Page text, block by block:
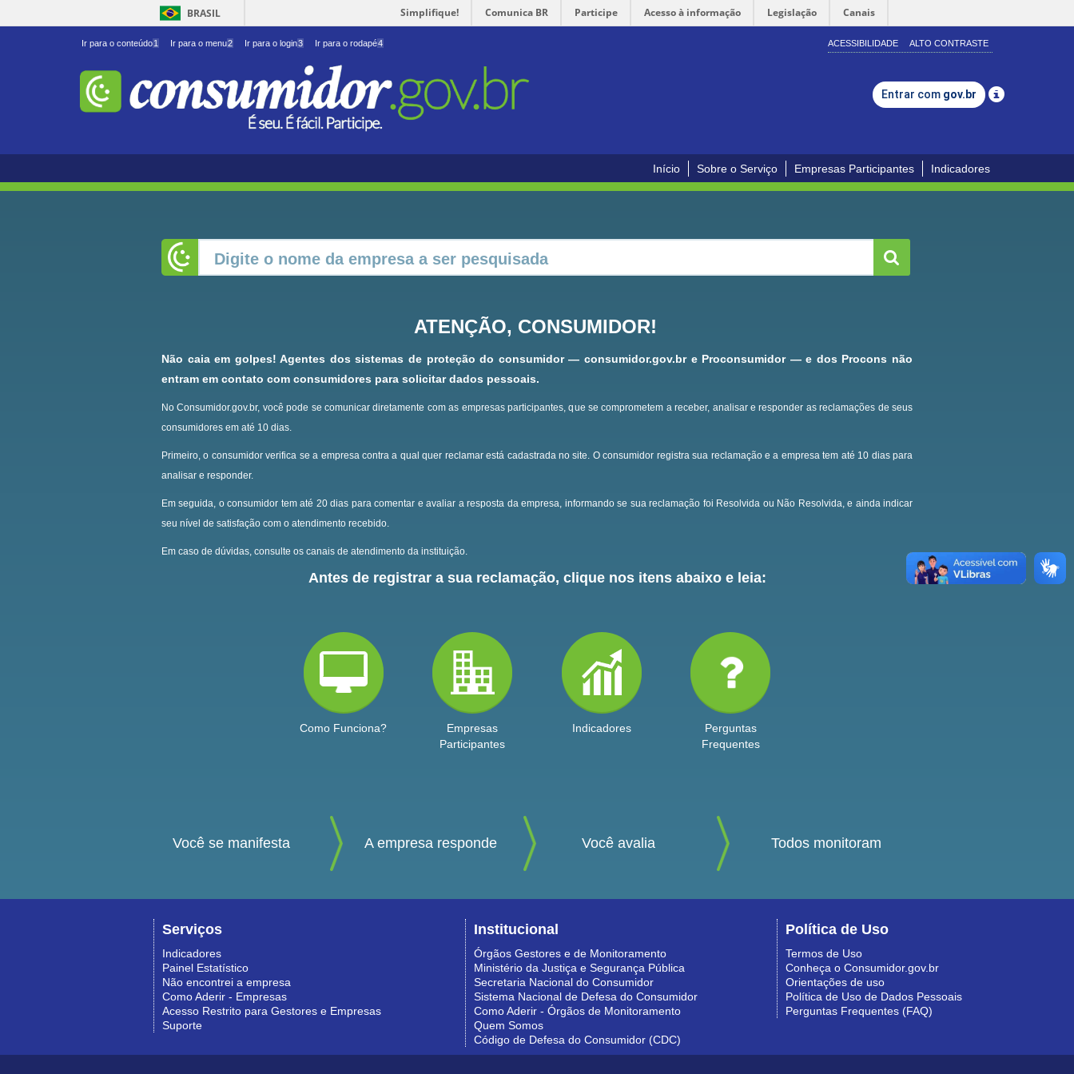
BRASIL Simplifique! Comunica BR Participe Acesso à informação Legislação Canais
Ir para o conteúdo1 Ir para o menu2 Ir para o login3 Ir para o rodapé4 ACESSIBILIDADE ALTO CONTRASTE
Entrar com gov.br
Início Sobre o Serviço Empresas Participantes Indicadores
ATENÇÃO, CONSUMIDOR!
Não caia em golpes! Agentes dos sistemas de proteção do consumidor — consumidor.gov.br e Proconsumidor — e dos Procons não
entram em contato com consumidores para solicitar dados pessoais.
No Consumidor.gov.br, você pode se comunicar diretamente com as empresas participantes, que se comprometem a receber, analisar e responder as reclamações de seus
consumidores em até 10 dias.
Primeiro, o consumidor verifica se a empresa contra a qual quer reclamar está cadastrada no site. O consumidor registra sua reclamação e a empresa tem até 10 dias para
analisar e responder.
Em seguida, o consumidor tem até 20 dias para comentar e avaliar a resposta da empresa, informando se sua reclamação foi Resolvida ou Não Resolvida, e ainda indicar
seu nível de satisfação com o atendimento recebido.
Em caso de dúvidas, consulte os canais de atendimento da instituição.
Antes de registrar a sua reclamação, clique nos itens abaixo e leia:
Como Funciona?
Empresas
Participantes
Indicadores
Perguntas
Frequentes
Você se manifesta A empresa responde Você avalia Todos monitoram
Serviços
Indicadores
Painel Estatístico
Não encontrei a empresa
Como Aderir - Empresas
Acesso Restrito para Gestores e Empresas
Suporte
Institucional
Órgãos Gestores e de Monitoramento
Ministério da Justiça e Segurança Pública
Secretaria Nacional do Consumidor
Sistema Nacional de Defesa do Consumidor
Como Aderir - Órgãos de Monitoramento
Quem Somos
Código de Defesa do Consumidor (CDC)
Política de Uso
Termos de Uso
Conheça o Consumidor.gov.br
Orientações de uso
Política de Uso de Dados Pessoais
Perguntas Frequentes (FAQ)